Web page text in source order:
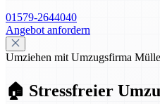
01579-2644040
Angebot anfordern
Umziehen mit Umzugsfirma
🏠 Stressfreier